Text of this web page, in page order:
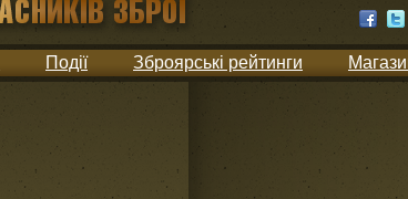
Події Зброярські рейтинги